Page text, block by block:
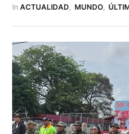
datos reportados por AFIP,
In ACTUALIDAD, MUNDO,